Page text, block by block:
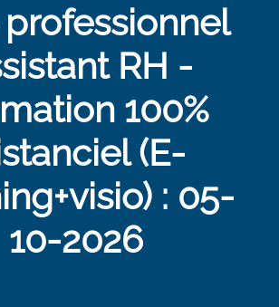
RH -
100%
(E-
: 05-
10-2026